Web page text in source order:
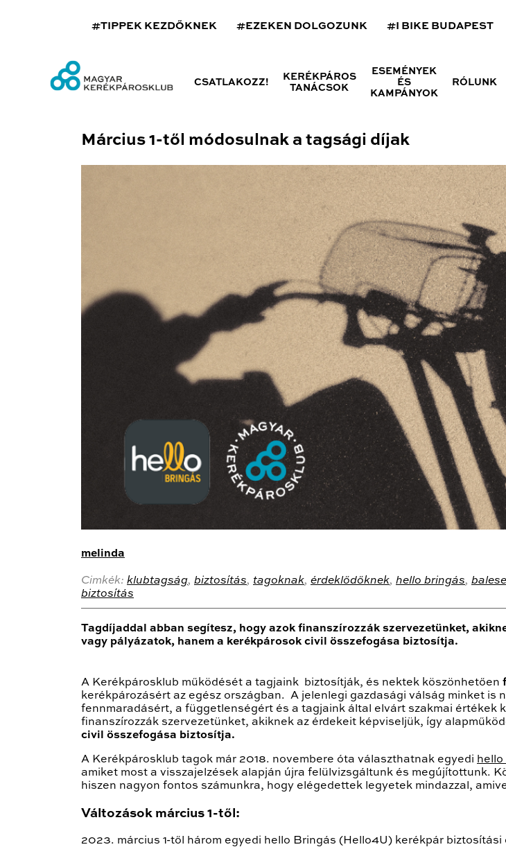
#TIPPEK KEZDŐKNEK #EZEKEN DOLGOZUNK #I BIKE BUDAPEST
CSATLAKOZZ!
KERÉKPÁROS
TANÁCSOK
ESEMÉNYEK
ÉS
KAMPÁNYOK
RÓLUNK
Március 1-től módosulnak a tagsági díjak
melinda
Cimkék: klubtagság, biztosítás, tagoknak, érdeklődőknek, hello bringás,
biztosítás
Tagdíjaddal abban segítesz, hogy azok finanszírozzák szervezetünket,
vagy pályázatok, hanem a kerékpárosok civil összefogása biztosítja.
A Kerékpárosklub működését a tagjaink biztosítják, és nektek köszönhetően
kerékpározásért az egész országban. A jelenlegi gazdasági válság minket is
fennmaradásért, a függetlenségért és a tagjaink által elvárt szakmai értékek
finanszírozzák szervezetünket, akiknek az érdekeit képviseljük, így
civil összefogása biztosítja.
A Kerékpárosklub tagok már 2018. novembere óta választhatnak egyedi hello
amiket most a visszajelzések alapján újra felülvizsgáltunk és megújítottunk.
hiszen nagyon fontos számunkra, hogy elégedettek legyetek mindazzal,
Változások március 1-től:
2023. március 1-től három egyedi hello Bringás (Hello4U) kerékpár